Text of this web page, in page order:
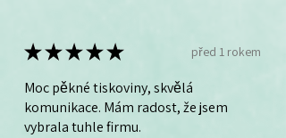
★★★★★ před 1 rokem
Moc pěkné tiskoviny, skvělá
komunikace. Mám radost, že jsem
vybrala tuhle firmu.